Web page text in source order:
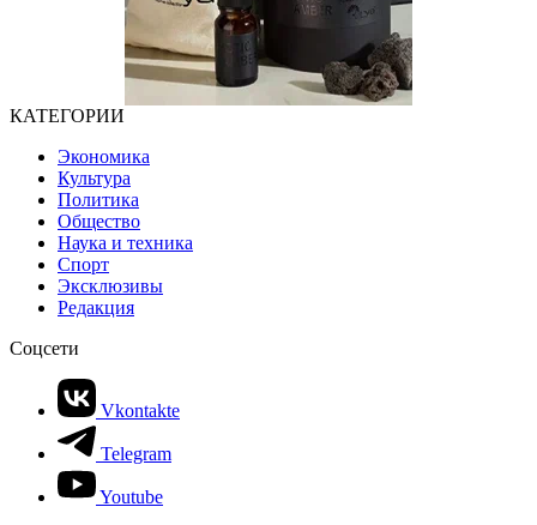
КАТЕГОРИИ
Экономика
Культура
Политика
Общество
Наука и техника
Спорт
Эксклюзивы
Редакция
Соцсети
Vkontakte
Telegram
Youtube